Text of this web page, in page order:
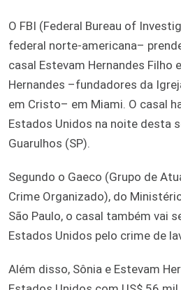
O FBI (Federal Bureau of
federal norte-americana–
casal Estevam Hernandes Filho
Hernandes –fundadores da
em Cristo– em Miami. O casal
Estados Unidos na noite desta
Guarulhos (SP).
Segundo o Gaeco (Grupo de
Crime Organizado), do
São Paulo, o casal também vai
Estados Unidos pelo crime de
Além disso, Sônia e Estevam